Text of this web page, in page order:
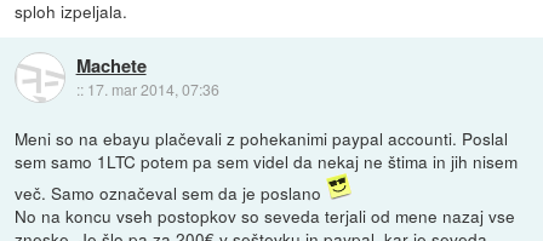
sploh izpeljala.
Machete
:: 17. mar 2014, 07:36
Meni so na ebayu plačevali z pohekanimi paypal accounti. Poslal
sem samo 1LTC potem pa sem videl da nekaj ne štima in jih nisem
več. Samo označeval sem da je poslano
No na koncu vseh postopkov so seveda terjali od mene nazaj vse